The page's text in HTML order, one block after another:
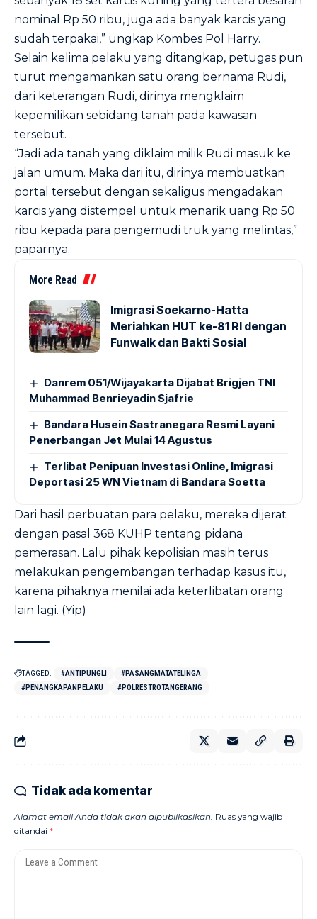
nominal Rp 50 ribu, juga ada banyak karcis yang
sudah terpakai,” ungkap Kombes Pol Harry.
Selain kelima pelaku yang ditangkap, petugas pun
turut mengamankan satu orang bernama Rudi,
dari keterangan Rudi, dirinya mengklaim
kepemilikan sebidang tanah pada kawasan
tersebut.
“Jadi ada tanah yang diklaim milik Rudi masuk ke
jalan umum. Maka dari itu, dirinya membuatkan
portal tersebut dengan sekaligus mengadakan
karcis yang distempel untuk menarik uang Rp 50
ribu kepada para pengemudi truk yang melintas,”
paparnya.
More Read
Imigrasi Soekarno-Hatta
Meriahkan HUT ke-81 RI dengan
Funwalk dan Bakti Sosial
Danrem 051/Wijayakarta Dijabat Brigjen TNI
Muhammad Benrieyadin Sjafrie
Bandara Husein Sastranegara Resmi Layani
Penerbangan Jet Mulai 14 Agustus
Terlibat Penipuan Investasi Online, Imigrasi
Deportasi 25 WN Vietnam di Bandara Soetta
Dari hasil perbuatan para pelaku, mereka dijerat
dengan pasal 368 KUHP tentang pidana
pemerasan. Lalu pihak kepolisian masih terus
melakukan pengembangan terhadap kasus itu,
karena pihaknya menilai ada keterlibatan orang
lain lagi. (Yip)
TAGGED: #ANTIPUNGLI
#PASANGMATATELINGA
#PENANGKAPANPELAKU
#POLRESTROTANGERANG
Tidak ada komentar
Alamat email Anda tidak akan dipublikasikan. Ruas yang wajib
ditandai *